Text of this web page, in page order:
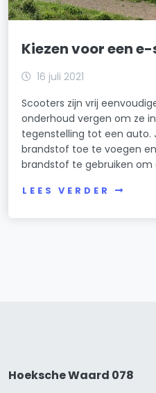
Kiezen voor een
16 juli 2021
Scooters zijn vrij
onderhoud vergen om ze
tegenstelling tot een auto.
brandstof toe te voegen
brandstof te gebruiken
LEES VERDER
Hoeksche Waard 078